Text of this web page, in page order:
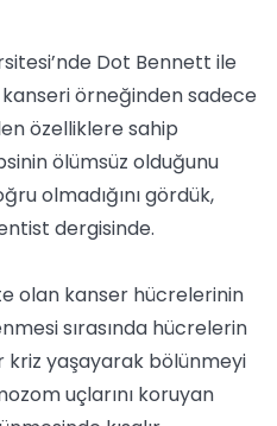
Dot Bennett ile
örneğinden sadece
özelliklere sahip
ölümsüz olduğunu
olmadığını gördük,
dergisinde.
olan kanser hücrelerinin
sırasında hücrelerin
yaşayarak bölünmeyi
uçlarını koruyan